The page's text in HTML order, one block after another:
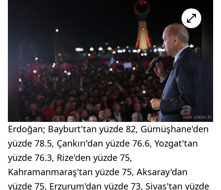
Erdoğan; Bayburt'tan yüzde 82, Gümüşhane'den
yüzde 78.5, Çankırı'dan yüzde 76.6, Yozgat'tan
yüzde 76.3, Rize'den yüzde 75,
Kahramanmaraş'tan yüzde 75, Aksaray'dan
yüzde 75, Erzurum'dan yüzde 73, Sivas'tan yüzde